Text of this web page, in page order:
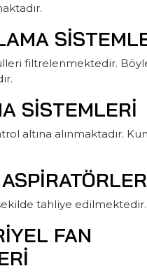
filtrelenmektedir.
SISTEMLERI
altına alınmaktadır.
şekilde tahliye edilmektedir.
FAN